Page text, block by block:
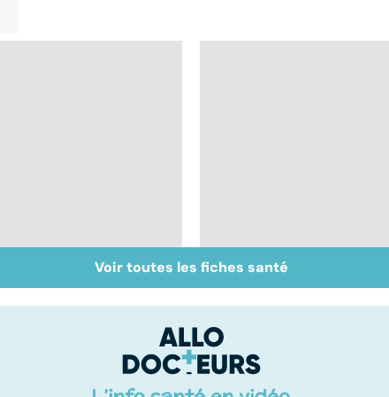
Tout savoir sur les
infections
Inflammation des
amygdales : que faire
Voir toutes les fiches santé